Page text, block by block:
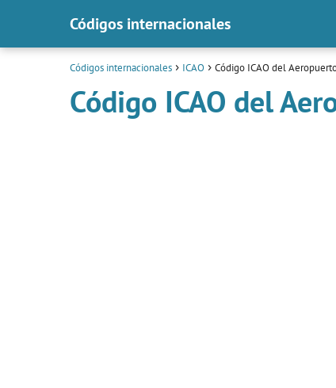
Códigos internacionales
Códigos internacionales ICAO Código ICAO del
Código ICAO del